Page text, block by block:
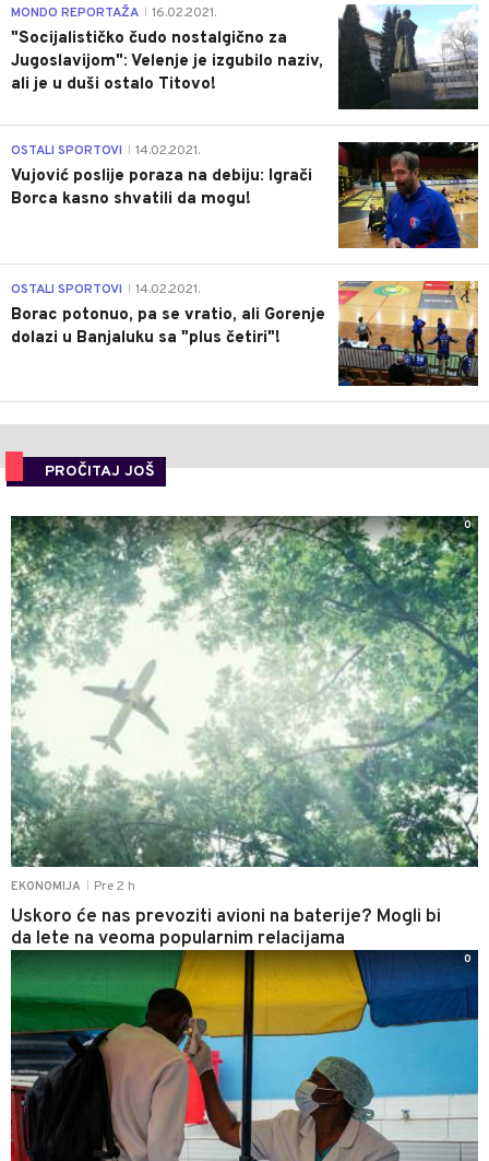
4
MONDO REPORTAŽA 16.02.2021.
"Socijalističko čudo nostalgično za
Jugoslavijom": Velenje je izgubilo naziv,
ali je u duši ostalo Titovo!
1
OSTALI SPORTOVI 14.02.2021.
Vujović poslije poraza na debiju: Igrači
Borca kasno shvatili da mogu!
3
OSTALI SPORTOVI 14.02.2021.
Borac potonuo, pa se vratio, ali Gorenje
dolazi u Banjaluku sa "plus četiri"!
PROČITAJ JOŠ
EKONOMIJA Pre 2 h
Uskoro će nas prevoziti avioni na baterije? Mogli bi
da lete na veoma popularnim relacijama
0
0